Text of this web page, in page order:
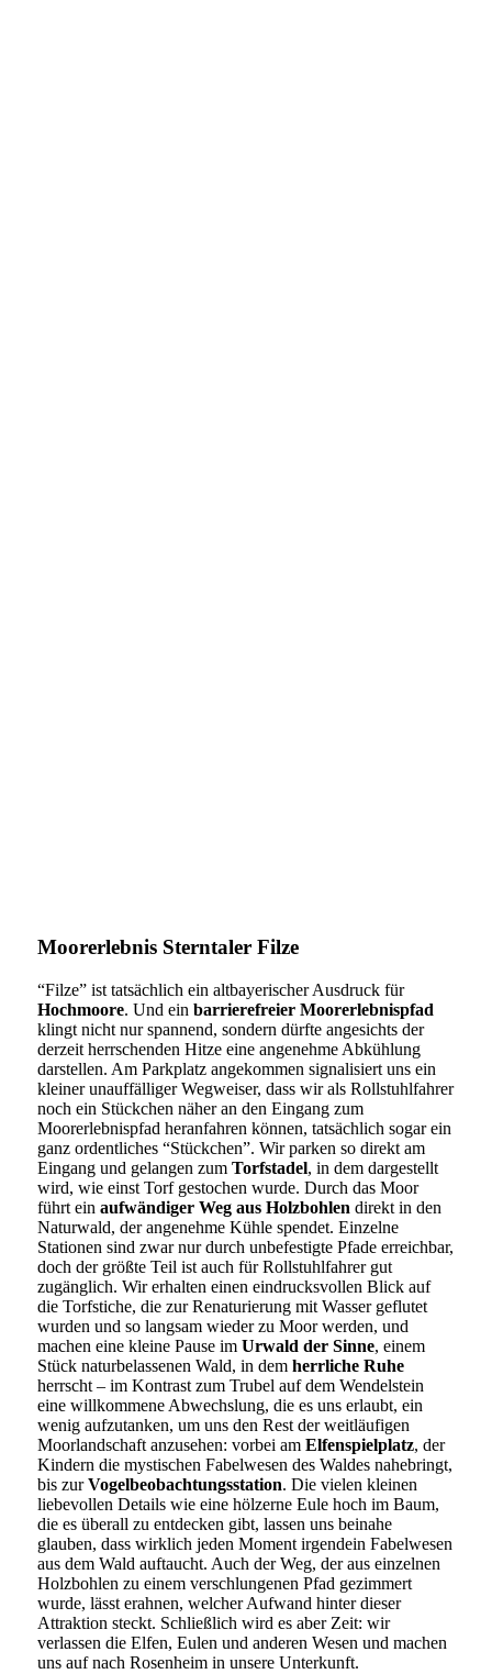
Moorerlebnis Sterntaler Filze
“Filze” ist tatsächlich ein altbayerischer Ausdruck für
Hochmoore. Und ein barrierefreier Moorerlebnispfad
klingt nicht nur spannend, sondern dürfte angesichts der
derzeit herrschenden Hitze eine angenehme Abkühlung
darstellen. Am Parkplatz angekommen signalisiert uns ein
kleiner unauffälliger Wegweiser, dass wir als Rollstuhlfahrer
noch ein Stückchen näher an den Eingang zum
Moorerlebnispfad heranfahren können, tatsächlich sogar ein
ganz ordentliches “Stückchen”. Wir parken so direkt am
Eingang und gelangen zum Torfstadel, in dem dargestellt
wird, wie einst Torf gestochen wurde. Durch das Moor
führt ein aufwändiger Weg aus Holzbohlen direkt in den
Naturwald, der angenehme Kühle spendet. Einzelne
Stationen sind zwar nur durch unbefestigte Pfade erreichbar,
doch der größte Teil ist auch für Rollstuhlfahrer gut
zugänglich. Wir erhalten einen eindrucksvollen Blick auf
die Torfstiche, die zur Renaturierung mit Wasser geflutet
wurden und so langsam wieder zu Moor werden, und
machen eine kleine Pause im Urwald der Sinne, einem
Stück naturbelassenen Wald, in dem herrliche Ruhe
herrscht – im Kontrast zum Trubel auf dem Wendelstein
eine willkommene Abwechslung, die es uns erlaubt, ein
wenig aufzutanken, um uns den Rest der weitläufigen
Moorlandschaft anzusehen: vorbei am Elfenspielplatz, der
Kindern die mystischen Fabelwesen des Waldes nahebringt,
bis zurVogelbeobachtungsstation. Die vielen kleinen
liebevollen Details wie eine hölzerne Eule hoch im Baum,
die es überall zu entdecken gibt, lassen uns beinahe
glauben, dass wirklich jeden Moment irgendein Fabelwesen
aus dem Wald auftaucht. Auch der Weg, der aus einzelnen
Holzbohlen zu einem verschlungenen Pfad gezimmert
wurde, lässt erahnen, welcher Aufwand hinter dieser
Attraktion steckt. Schließlich wird es aber Zeit: wir
verlassen die Elfen, Eulen und anderen Wesen und machen
uns auf nach Rosenheim in unsere Unterkunft.